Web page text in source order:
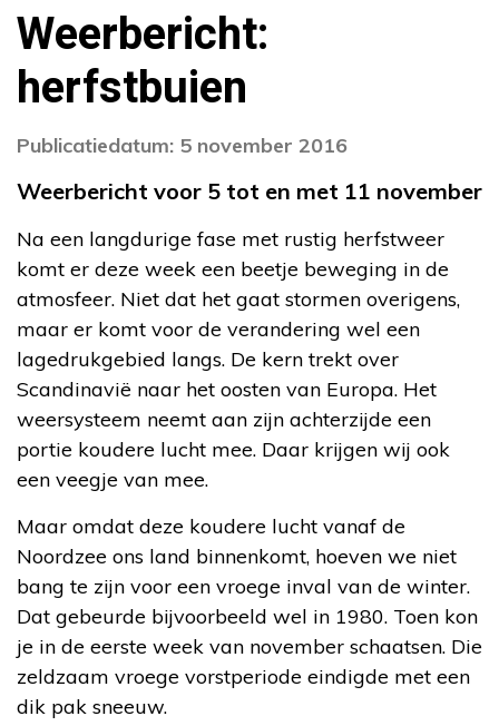
Weerbericht:
herfstbuien
Publicatiedatum: 5 november 2016
Weerbericht voor 5 tot en met 11 november
Na een langdurige fase met rustig herfstweer
komt er deze week een beetje beweging in de
atmosfeer. Niet dat het gaat stormen overigens,
maar er komt voor de verandering wel een
lagedrukgebied langs. De kern trekt over
Scandinavië naar het oosten van Europa. Het
weersysteem neemt aan zijn achterzijde een
portie koudere lucht mee. Daar krijgen wij ook
een veegje van mee.
Maar omdat deze koudere lucht vanaf de
Noordzee ons land binnenkomt, hoeven we niet
bang te zijn voor een vroege inval van de winter.
Dat gebeurde bijvoorbeeld wel in 1980. Toen kon
je in de eerste week van november schaatsen. Die
zeldzaam vroege vorstperiode eindigde met een
dik pak sneeuw.